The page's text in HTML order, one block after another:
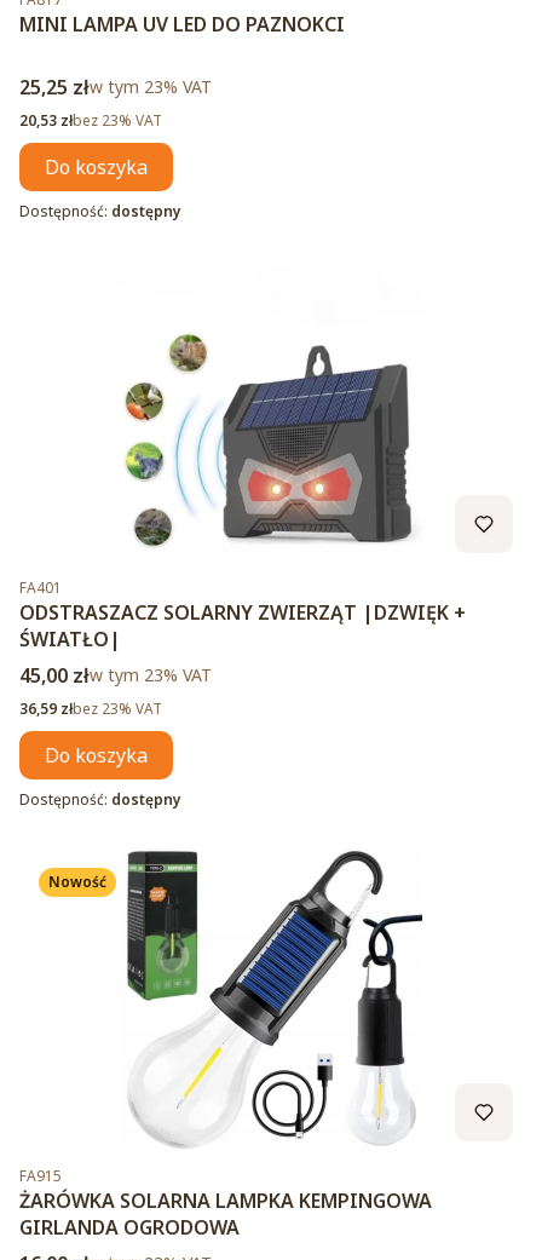
MINI LAMPA UV LED DO PAZNOKCI
Cena brutto
25,25 złw tym %s VAT
w tym 23% VAT
Cena netto
20,53 złbez 23% VAT
Do koszyka
Dostępność: dostępny
Kod produktu
FA401
ODSTRASZACZ SOLARNY ZWIERZĄT |DZWIĘK +
ŚWIATŁO|
Cena brutto
45,00 złw tym %s VAT
w tym 23% VAT
Cena netto
36,59 złbez 23% VAT
Do koszyka
Dostępność: dostępny
Nowość
Kod produktu
FA915
ŻARÓWKA SOLARNA LAMPKA KEMPINGOWA
GIRLANDA OGRODOWA